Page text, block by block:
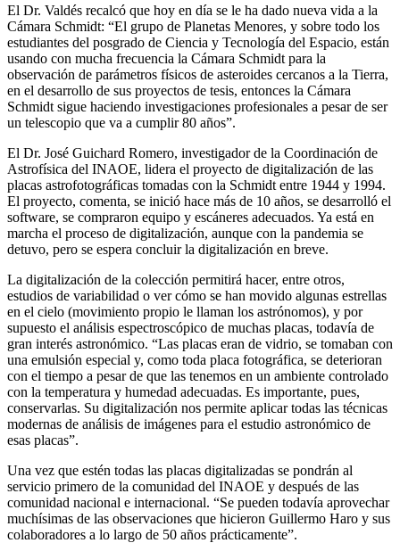
El Dr. Valdés recalcó que hoy en día se le ha dado nueva vida a la
Cámara Schmidt: “El grupo de Planetas Menores, y sobre todo los
estudiantes del posgrado de Ciencia y Tecnología del Espacio, están
usando con mucha frecuencia la Cámara Schmidt para la
observación de parámetros físicos de asteroides cercanos a la Tierra,
en el desarrollo de sus proyectos de tesis, entonces la Cámara
Schmidt sigue haciendo investigaciones profesionales a pesar de ser
un telescopio que va a cumplir 80 años”.
El Dr. José Guichard Romero, investigador de la Coordinación de
Astrofísica del INAOE, lidera el proyecto de digitalización de las
placas astrofotográficas tomadas con la Schmidt entre 1944 y 1994.
El proyecto, comenta, se inició hace más de 10 años, se desarrolló el
software, se compraron equipo y escáneres adecuados. Ya está en
marcha el proceso de digitalización, aunque con la pandemia se
detuvo, pero se espera concluir la digitalización en breve.
La digitalización de la colección permitirá hacer, entre otros,
estudios de variabilidad o ver cómo se han movido algunas estrellas
en el cielo (movimiento propio le llaman los astrónomos), y por
supuesto el análisis espectroscópico de muchas placas, todavía de
gran interés astronómico. “Las placas eran de vidrio, se tomaban con
una emulsión especial y, como toda placa fotográfica, se deterioran
con el tiempo a pesar de que las tenemos en un ambiente controlado
con la temperatura y humedad adecuadas. Es importante, pues,
conservarlas. Su digitalización nos permite aplicar todas las técnicas
modernas de análisis de imágenes para el estudio astronómico de
esas placas”.
Una vez que estén todas las placas digitalizadas se pondrán al
servicio primero de la comunidad del INAOE y después de las
comunidad nacional e internacional. “Se pueden todavía aprovechar
muchísimas de las observaciones que hicieron Guillermo Haro y sus
colaboradores a lo largo de 50 años prácticamente”.